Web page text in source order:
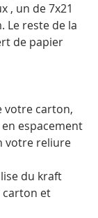
, un de 7x21
Le reste de la
de papier
votre carton,
espacement
votre reliure
du kraft
et